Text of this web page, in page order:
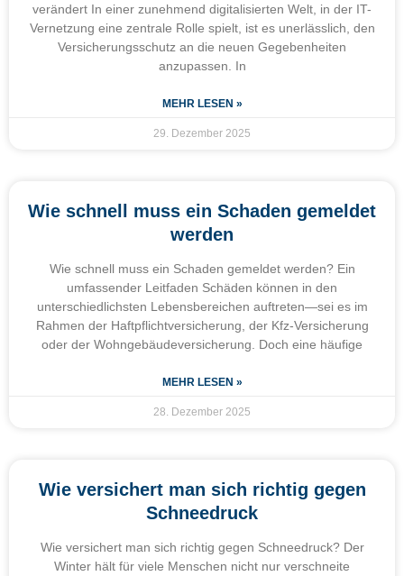
verändert In einer zunehmend digitalisierten Welt, in der IT-
Vernetzung eine zentrale Rolle spielt, ist es unerlässlich, den
Versicherungsschutz an die neuen Gegebenheiten
anzupassen. In
MEHR LESEN »
29. Dezember 2025
Wie schnell muss ein Schaden gemeldet
werden
Wie schnell muss ein Schaden gemeldet werden? Ein
umfassender Leitfaden Schäden können in den
unterschiedlichsten Lebensbereichen auftreten—sei es im
Rahmen der Haftpflichtversicherung, der Kfz-Versicherung
oder der Wohngebäudeversicherung. Doch eine häufige
MEHR LESEN »
28. Dezember 2025
Wie versichert man sich richtig gegen
Schneedruck
Wie versichert man sich richtig gegen Schneedruck? Der
Winter hält für viele Menschen nicht nur verschneite